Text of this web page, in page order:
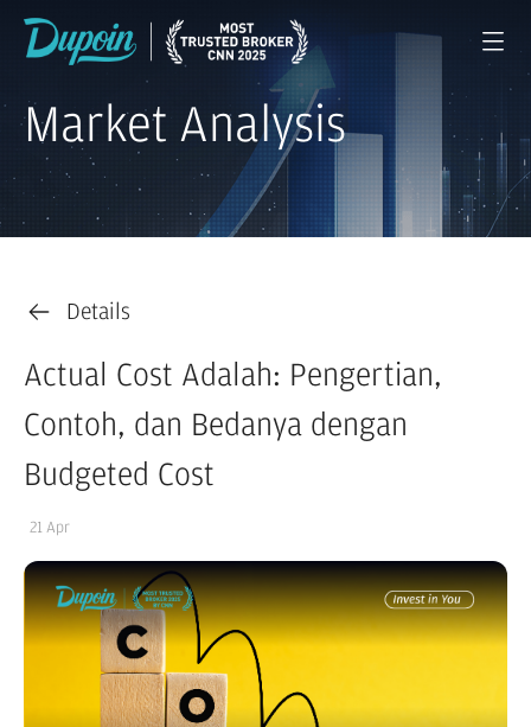
Market Analysis
Details
Actual Cost Adalah: Pengertian,
Contoh, dan Bedanya dengan
Budgeted Cost
21 Apr